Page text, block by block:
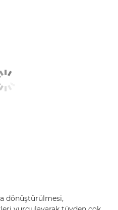
dönüştürülmesi,